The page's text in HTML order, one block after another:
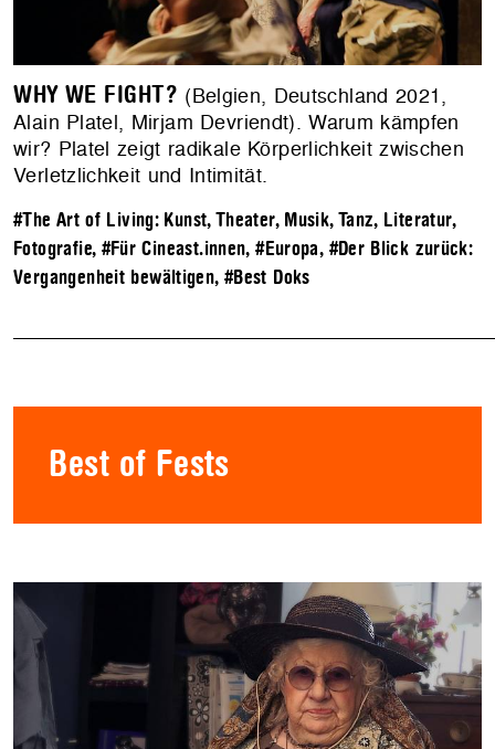
WHY WE FIGHT? (Belgien, Deutschland 2021,
Alain Platel, Mirjam Devriendt). Warum kämpfen
wir? Platel zeigt radikale Körperlichkeit zwischen
Verletzlichkeit und Intimität.
#The Art of Living: Kunst, Theater, Musik, Tanz, Literatur,
Fotografie, #Für Cineast.innen,#Europa, #Der Blick zurück:
Vergangenheit bewältigen, #Best Doks
Best of Fests